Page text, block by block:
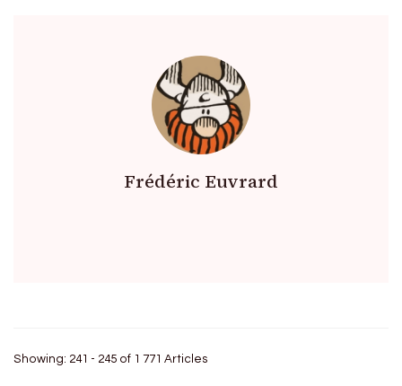
Frédéric Euvrard
Showing: 241 - 245 of 1 771 Articles